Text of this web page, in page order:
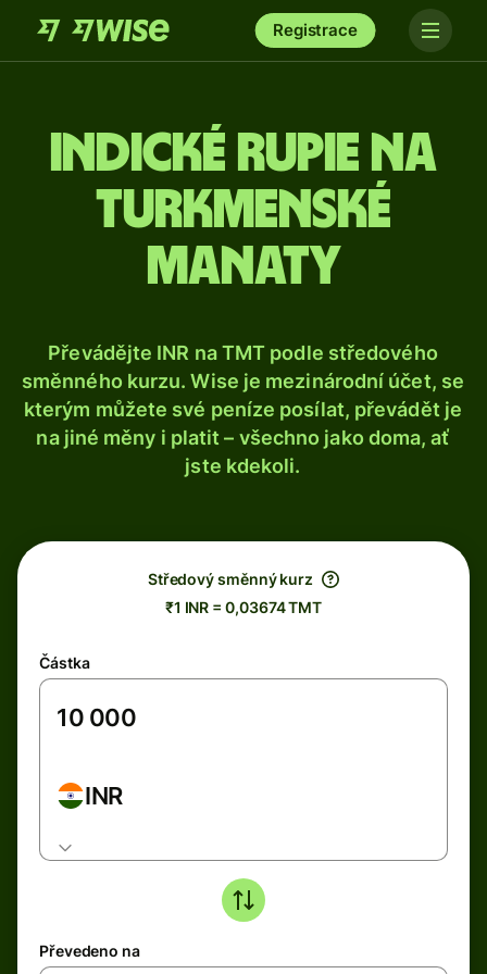
Registrace
Indické rupie na
turkmenské
manaty
Převádějte INR na TMT podle středového
směnného kurzu. Wise je mezinárodní účet, se
kterým můžete své peníze posílat, převádět je
na jiné měny i platit – všechno jako doma, ať
jste kdekoli.
Středový směnný kurz
₹1 INR = 0,03674 TMT
Částka
INR
Převedeno na